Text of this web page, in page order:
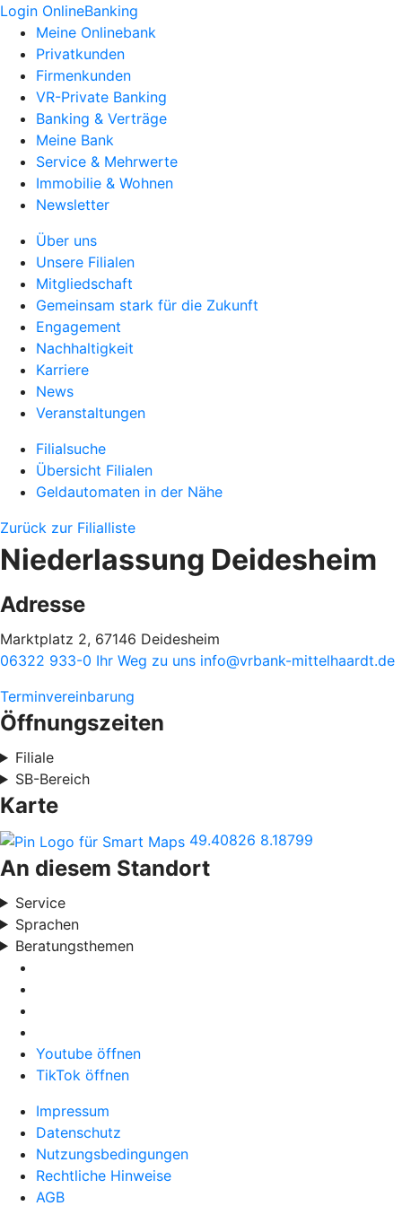
Login OnlineBanking
Meine Onlinebank
Privatkunden
Firmenkunden
VR-Private Banking
Banking & Verträge
Meine Bank
Service & Mehrwerte
Immobilie & Wohnen
Newsletter
Über uns
Unsere Filialen
Mitgliedschaft
Gemeinsam stark für die Zukunft
Engagement
Nachhaltigkeit
Karriere
News
Veranstaltungen
Filialsuche
Übersicht Filialen
Geldautomaten in der Nähe
Zurück zur Filialliste
Niederlassung Deidesheim
Adresse
Marktplatz 2, 67146 Deidesheim
06322 933-0 Ihr Weg zu uns info@vrbank-mittelhaardt.de
Terminvereinbarung
Öffnungszeiten
Filiale
SB-Bereich
Karte
49.40826 8.18799
An diesem Standort
Service
Sprachen
Beratungsthemen
Youtube öffnen
TikTok öffnen
Impressum
Datenschutz
Nutzungsbedingungen
Rechtliche Hinweise
AGB